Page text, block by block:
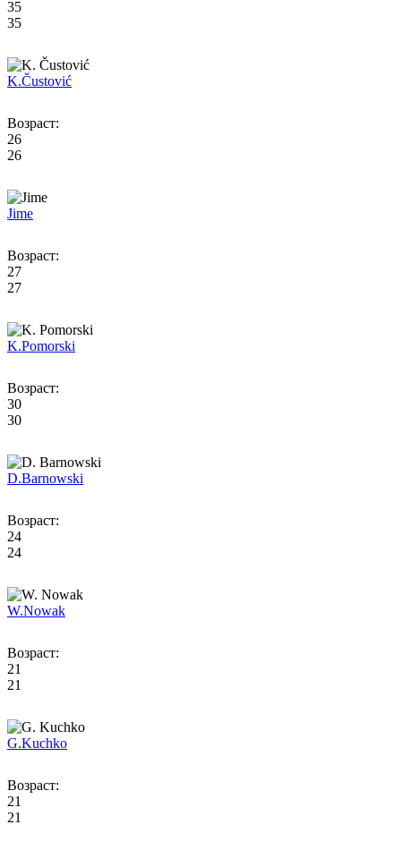
35
35
K.Čustović
Возраст:
26
26
Jime
Возраст:
27
27
K.Pomorski
Возраст:
30
30
D.Barnowski
Возраст:
24
24
W.Nowak
Возраст:
21
21
G.Kuchko
Возраст:
21
21